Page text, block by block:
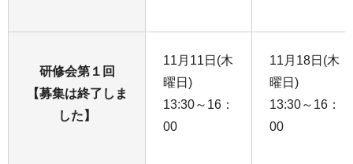
研修会第１回
【募集は終了しま
した】
11月11日(木
曜日)
13:30～16：
00
11月18日(木
曜日)
13:30～16：
00